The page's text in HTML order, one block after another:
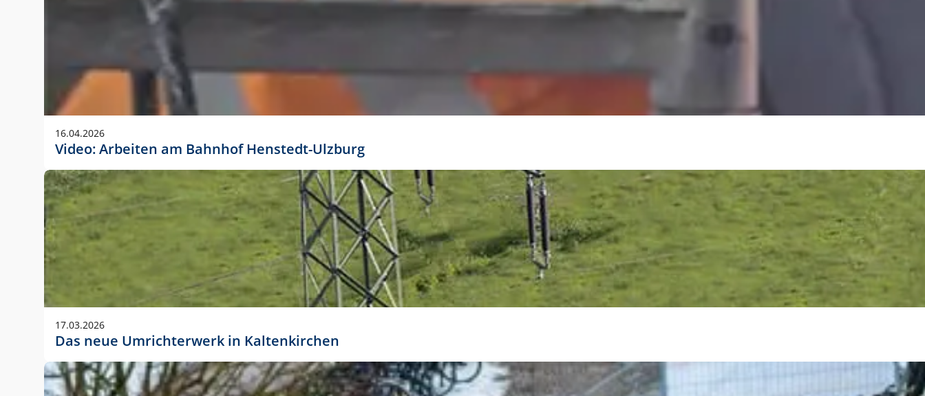
Anwendungsgröße im Layout:
Die Logohöhe beträgt 4 – 10 % der jeweiligen Formathöhe. Daraus ergeben sich für gängige Formate
folgende fest definierte Anwendungsgrößen im Layout:
DIN A3 – 15 mm hoch (5 %)
DIN A1 – 39 mm hoch (5 %)
DIN lang – 10 mm hoch (5 %)
1080 x 1080 px – 78 px hoch (7 %)
In Ausnahmefällen darf das Logo jedoch auch größer oder kleiner gesetzt werden. Dazu bedarf es jedoch
stets der vorherigen Absprache mit der Marketingabteilung.
16.04.2026
Video: Arbeiten am Bahnhof Henstedt-Ulzburg
17.03.2026
Das neue Umrichterwerk in Kaltenkirchen